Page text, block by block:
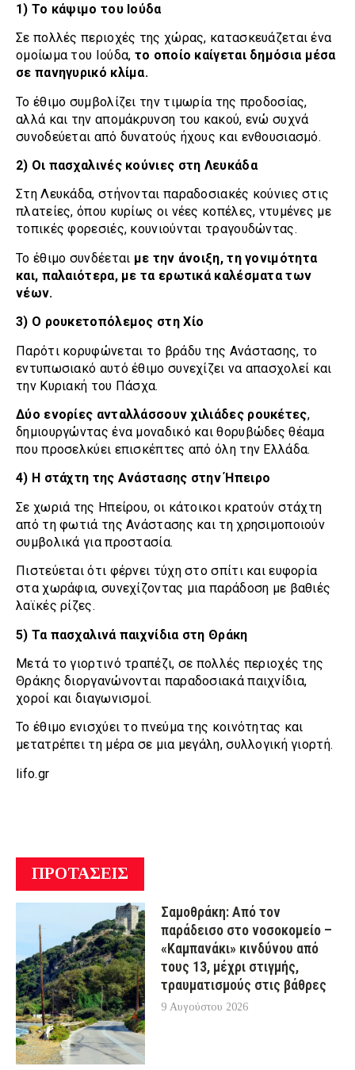
1) Το κάψιμο του Ιούδα
Σε πολλές περιοχές της χώρας, κατασκευάζεται ένα
ομοίωμα του Ιούδα, το οποίο καίγεται δημόσια μέσα
σε πανηγυρικό κλίμα.
Το έθιμο συμβολίζει την τιμωρία της προδοσίας,
αλλά και την απομάκρυνση του κακού, ενώ συχνά
συνοδεύεται από δυνατούς ήχους και ενθουσιασμό.
2) Οι πασχαλινές κούνιες στη Λευκάδα
Στη Λευκάδα, στήνονται παραδοσιακές κούνιες στις
πλατείες, όπου κυρίως οι νέες κοπέλες, ντυμένες με
τοπικές φορεσιές, κουνιούνται τραγουδώντας.
Το έθιμο συνδέεται με την άνοιξη, τη γονιμότητα
και, παλαιότερα, με τα ερωτικά καλέσματα των
νέων.
3) Ο ρουκετοπόλεμος στη Χίο
Παρότι κορυφώνεται το βράδυ της Ανάστασης, το
εντυπωσιακό αυτό έθιμο συνεχίζει να απασχολεί και
την Κυριακή του Πάσχα.
Δύο ενορίες ανταλλάσσουν χιλιάδες ρουκέτες,
δημιουργώντας ένα μοναδικό και θορυβώδες θέαμα
που προσελκύει επισκέπτες από όλη την Ελλάδα.
4) Η στάχτη της Ανάστασης στην Ήπειρο
Σε χωριά της Ηπείρου, οι κάτοικοι κρατούν στάχτη
από τη φωτιά της Ανάστασης και τη χρησιμοποιούν
συμβολικά για προστασία.
Πιστεύεται ότι φέρνει τύχη στο σπίτι και ευφορία
στα χωράφια, συνεχίζοντας μια παράδοση με βαθιές
λαϊκές ρίζες.
5) Τα πασχαλινά παιχνίδια στη Θράκη
Μετά το γιορτινό τραπέζι, σε πολλές περιοχές της
Θράκης διοργανώνονται παραδοσιακά παιχνίδια,
χοροί και διαγωνισμοί.
Το έθιμο ενισχύει το πνεύμα της κοινότητας και
μετατρέπει τη μέρα σε μια μεγάλη, συλλογική γιορτή.
lifo.gr
ΠΡΟΤΑΣΕΙΣ
Σαμοθράκη: Από τον
παράδεισο στο νοσοκομείο –
«Καμπανάκι» κινδύνου από
τους 13, μέχρι στιγμής,
τραυματισμούς στις βάθρες
9 Αυγούστου 2026